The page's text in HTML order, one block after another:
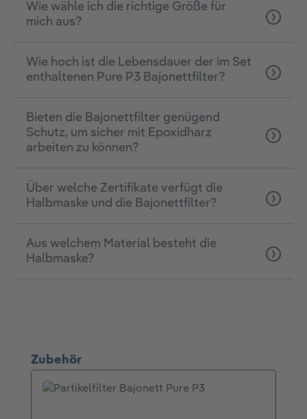
Wie wähle ich die richtige Größe für
mich aus?
Wie hoch ist die Lebensdauer der im Set
enthaltenen Pure P3 Bajonettfilter?
Bieten die Bajonettfilter genügend
Schutz, um sicher mit Epoxidharz
arbeiten zu können?
Über welche Zertifikate verfügt die
Halbmaske und die Bajonettfilter?
Aus welchem Material besteht die
Halbmaske?
Produktgalerie überspringen
Zubehör